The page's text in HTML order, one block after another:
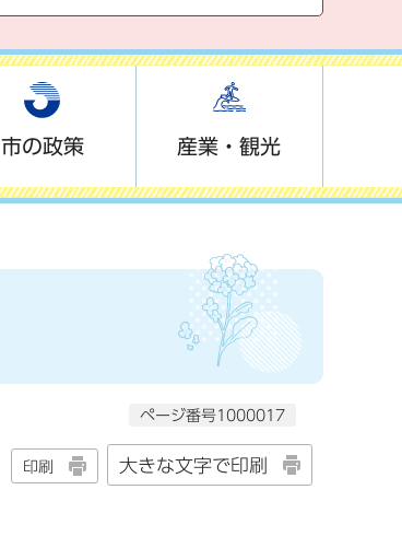
市の政策 産業・観光
ページ番号1000017
印刷 大きな文字で印刷